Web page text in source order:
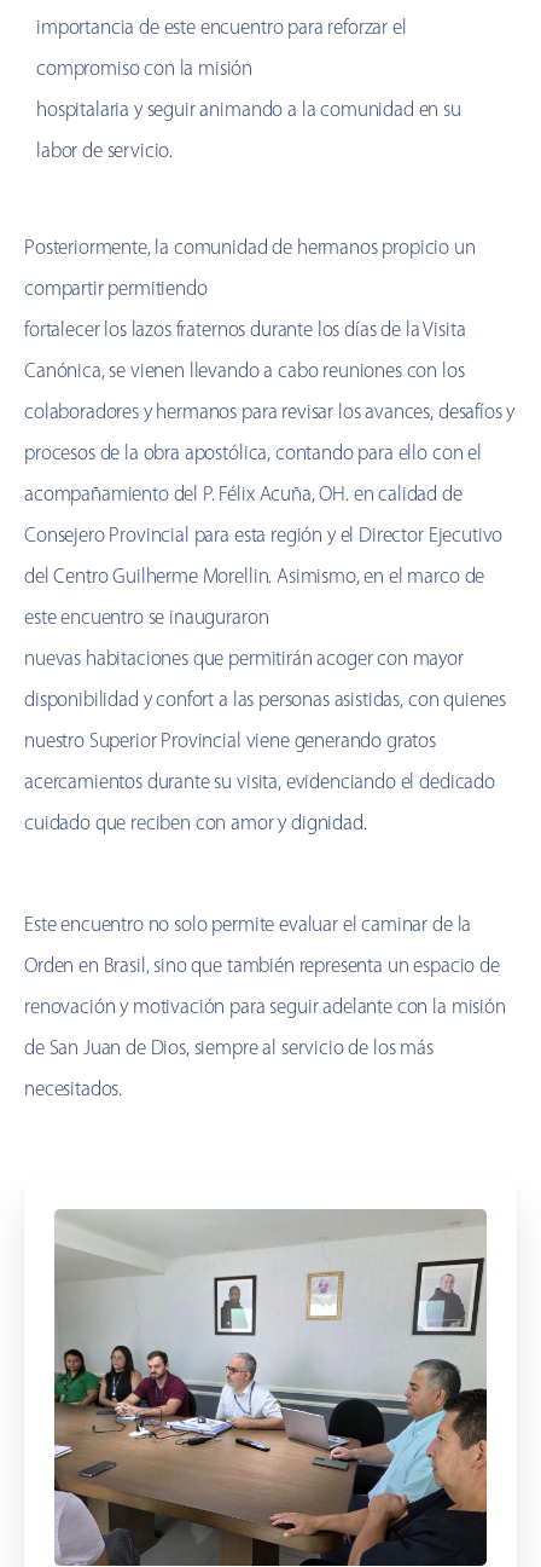
importancia de este encuentro para reforzar el
compromiso con la misión
hospitalaria y seguir animando a la comunidad en su
labor de servicio.
Posteriormente, la comunidad de hermanos propicio un
compartir permitiendo
fortalecer los lazos fraternos durante los días de la Visita
Canónica, se vienen llevando a cabo reuniones con los
colaboradores y hermanos para revisar los avances, desafíos y
procesos de la obra apostólica, contando para ello con el
acompañamiento del P. Félix Acuña, OH. en calidad de
Consejero Provincial para esta región y el Director Ejecutivo
del Centro Guilherme Morellin. Asimismo, en el marco de
este encuentro se inauguraron
nuevas habitaciones que permitirán acoger con mayor
disponibilidad y confort a las personas asistidas, con quienes
nuestro Superior Provincial viene generando gratos
acercamientos durante su visita, evidenciando el dedicado
cuidado que reciben con amor y dignidad.
Este encuentro no solo permite evaluar el caminar de la
Orden en Brasil, sino que también representa un espacio de
renovación y motivación para seguir adelante con la misión
de San Juan de Dios, siempre al servicio de los más
necesitados.